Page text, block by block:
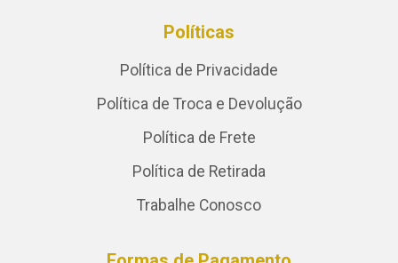
Políticas
Política de Privacidade
Política de Troca e Devolução
Política de Frete
Política de Retirada
Trabalhe Conosco